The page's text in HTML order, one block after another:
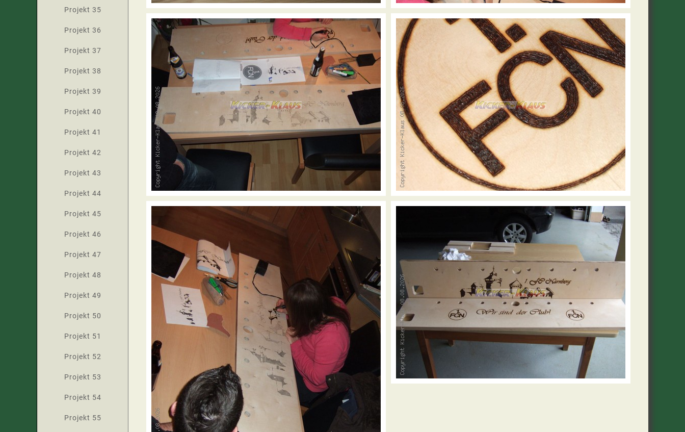
Projekt 35
Projekt 36
Projekt 37
Projekt 38
Projekt 39
Projekt 40
Projekt 41
Projekt 42
Projekt 43
Projekt 44
Projekt 45
Projekt 46
Projekt 47
Projekt 48
Projekt 49
Projekt 50
Projekt 51
Projekt 52
Projekt 53
Projekt 54
Projekt 55